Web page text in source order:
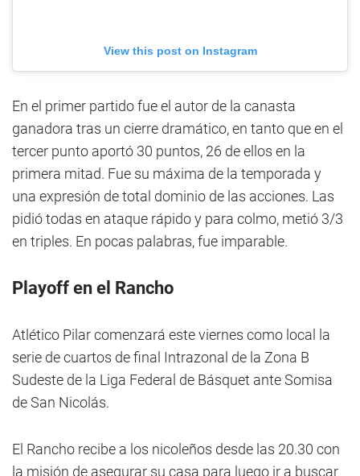
View this post on Instagram
En el primer partido fue el autor de la canasta
ganadora tras un cierre dramático, en tanto que en el
tercer punto aportó 30 puntos, 26 de ellos en la
primera mitad. Fue su máxima de la temporada y
una expresión de total dominio de las acciones. Las
pidió todas en ataque rápido y para colmo, metió 3/3
en triples. En pocas palabras, fue imparable.
Playoff en el Rancho
Atlético Pilar comenzará este viernes como local la
serie de cuartos de final Intrazonal de la Zona B
Sudeste de la Liga Federal de Básquet ante Somisa
de San Nicolás.
El Rancho recibe a los nicoleños desde las 20.30 con
la misión de asegurar su casa para luego ir a buscar